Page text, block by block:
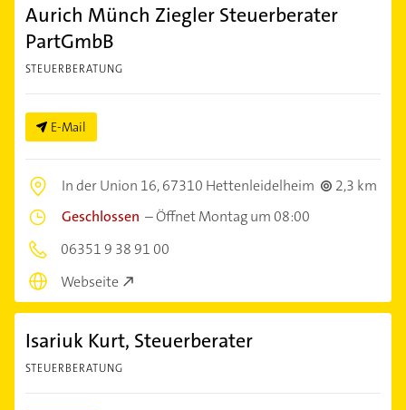
Aurich Münch Ziegler Steuerberater
PartGmbB
STEUERBERATUNG
E-Mail
In der Union 16,67310 Hettenleidelheim
2,3 km
Geschlossen –Öffnet Montag um 08:00
06351 9 38 91 00
Webseite
Isariuk Kurt, Steuerberater
STEUERBERATUNG